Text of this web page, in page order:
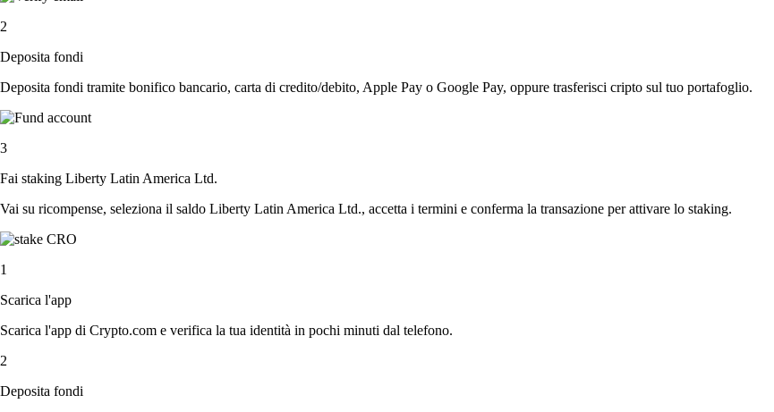
2
Deposita fondi
Deposita fondi tramite bonifico bancario, carta di credito/debito, Apple Pay o Google Pay, oppure trasferisci cripto sul tuo portafoglio.
3
Fai staking Liberty Latin America Ltd.
Vai su ricompense, seleziona il saldo Liberty Latin America Ltd., accetta i termini e conferma la transazione per attivare lo staking.
1
Scarica l'app
Scarica l'app di Crypto.com e verifica la tua identità in pochi minuti dal telefono.
2
Deposita fondi